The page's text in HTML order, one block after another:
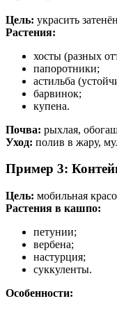
Цель: украсить
Растения:
хосты (разных
папоротники;
астильба
барвинок;
купена.
Почва: рыхлая,
Уход: полив в жару,
Пример 3:
Цель: мобильная
Растения в кашпо:
петунии;
вербена;
настурция;
суккуленты.
Особенности: